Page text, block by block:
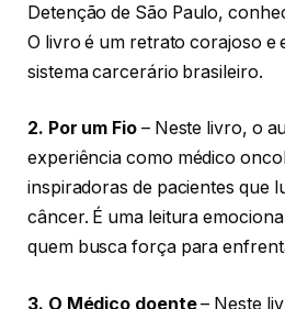
Detenção de São Paulo,
O livro é um retrato corajoso e
sistema carcerário brasileiro.
2. Por um Fio– Neste livro, o
experiência como médico
inspiradoras de pacientes que
câncer. É uma leitura
quem busca força para
3. O Médico doente– Neste